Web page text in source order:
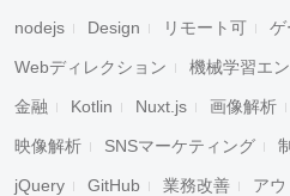
nodejs Design リモート可 ゲ
Webディレクション 機械学習エ
金融 Kotlin Nuxt.js 画像解析
映像解析 SNSマーケティング
jQuery GitHub 業務改善 ア